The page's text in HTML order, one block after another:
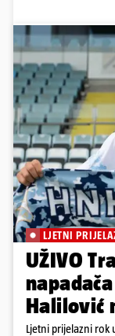
LJETNI
UŽIVO
Halilović
Ljetni prijelazni rok